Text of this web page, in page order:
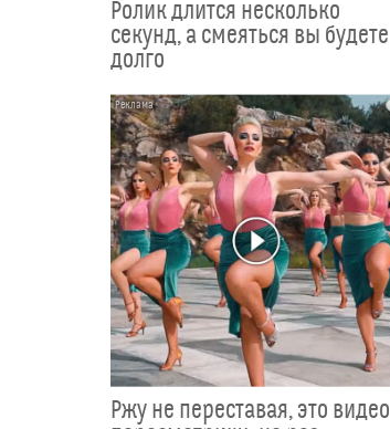
Ролик длится несколько
секунд, а смеяться вы будете
долго
Ржу не переставая, это видео